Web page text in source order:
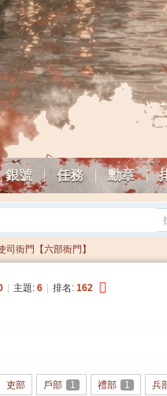
銀號 任務 勳章
司衙門【六部衙門】
主題: 6 排名: 162
吏部 戶部 1 禮部 1 兵